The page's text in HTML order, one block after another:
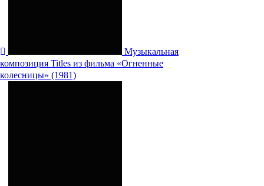
Музыкальная
композиция Titles из фильма «Огненные
колесницы» (1981)